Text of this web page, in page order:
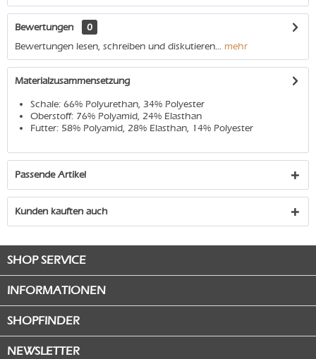
Bewertungen
0
Bewertungen lesen, schreiben und diskutieren... mehr
Materialzusammensetzung
Schale: 66% Polyurethan, 34% Polyester
Oberstoff: 76% Polyamid, 24% Elasthan
Futter: 58% Polyamid, 28% Elasthan, 14% Polyester
Passende Artikel
Kunden kauften auch
SHOP SERVICE
INFORMATIONEN
SHOPFINDER
NEWSLETTER